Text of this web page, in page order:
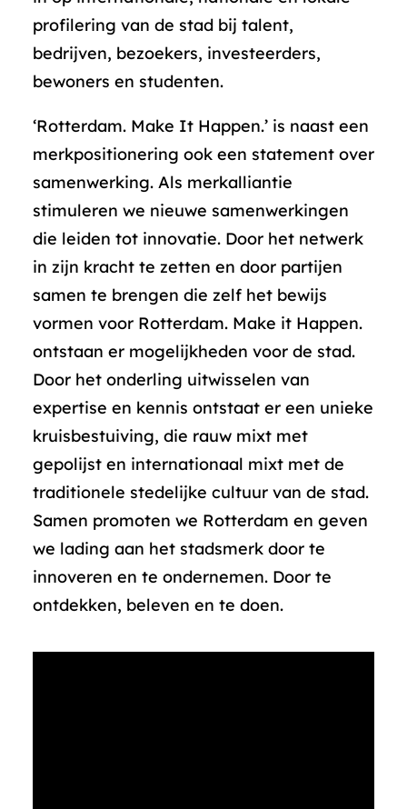
profilering van de stad bij talent,
bedrijven, bezoekers, investeerders,
bewoners en studenten.
‘Rotterdam. Make It Happen.’ is naast een
merkpositionering ook een statement over
samenwerking. Als merkalliantie
stimuleren we nieuwe samenwerkingen
die leiden tot innovatie. Door het netwerk
in zijn kracht te zetten en door partijen
samen te brengen die zelf het bewijs
vormen voor Rotterdam. Make it Happen.
ontstaan er mogelijkheden voor de stad.
Door het onderling uitwisselen van
expertise en kennis ontstaat er een unieke
kruisbestuiving, die rauw mixt met
gepolijst en internationaal mixt met de
traditionele stedelijke cultuur van de stad.
Samen promoten we Rotterdam en geven
we lading aan het stadsmerk door te
innoveren en te ondernemen. Door te
ontdekken, beleven en te doen.